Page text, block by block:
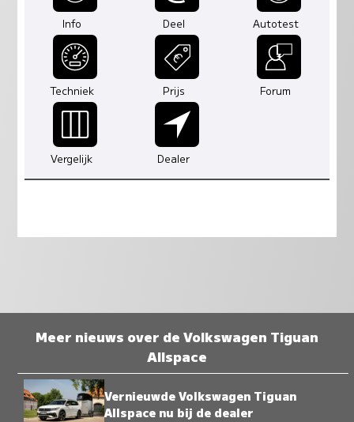
Info Deel Autotest
Techniek Prijs Forum
Vergelijk Dealer
Meer nieuws over de Volkswagen Tiguan
Allspace
Vernieuwde Volkswagen Tiguan
Allspace nu bij de dealer